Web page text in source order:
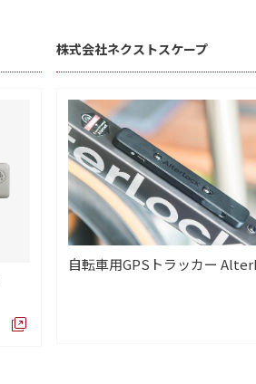
株式会社ネクストスケープ
自転車用GPSトラッカー